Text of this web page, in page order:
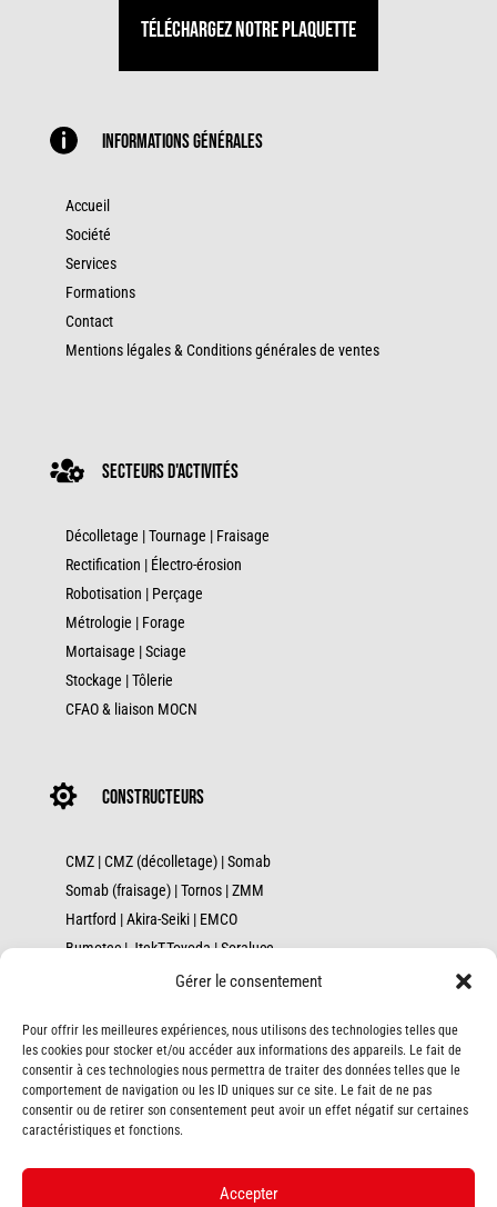
Gérer le consentement
Pour offrir les meilleures expériences, nous utilisons des technologies telles que
les cookies pour stocker et/ou accéder aux informations des appareils. Le fait de
consentir à ces technologies nous permettra de traiter des données telles que le
comportement de navigation ou les ID uniques sur ce site. Le fait de ne pas
consentir ou de retirer son consentement peut avoir un effet négatif sur certaines
caractéristiques et fonctions.
Accepter
Téléchargez notre plaquette
 Informations générales
Accueil
Société
Services
Formations
Contact
Mentions légales & Conditions générales de ventes
 secteurs d'activités
Décolletage |Tournage | Fraisage
Rectification | Électro-érosion
Robotisation | Perçage
Métrologie | Forage
Mortaisage |Sciage
Stockage |Tôlerie
CFAO & liaison MOCN
 constructeurs
CMZ|CMZ (décolletage)|Somab
Somab (fraisage)|Tornos|ZMM
Hartford |Akira-Seiki| EMCO
Bumotec|JtekT-Toyoda|Soraluce
Fanuc|Geminis
Danobat|GER|Robojob|Wenzel|Fortek
Cincinnati|Alzmetall|Remo
Unitech-Troyan|Infotop
Bretagne | Normandie | Nouvelle Aquitaine | Pays de la Loire